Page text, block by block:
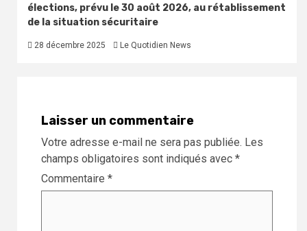
élections, prévu le 30 août 2026, au rétablissement
de la situation sécuritaire
28 décembre 2025 Le Quotidien News
Laisser un commentaire
Votre adresse e-mail ne sera pas publiée. Les
champs obligatoires sont indiqués avec *
Commentaire *